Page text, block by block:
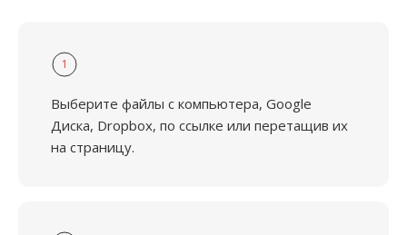
1
Выберите файлы с компьютера, Google
Диска, Dropbox, по ссылке или перетащив их
на страницу.